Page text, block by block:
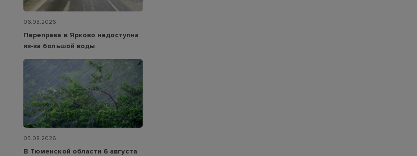
06.08.2026
Переправа в Ярково недоступна
из‑за большой воды
05.08.2026
В Тюменской области 6 августа